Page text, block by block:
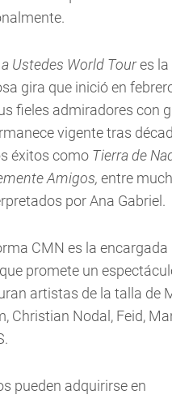
Ustedes World Toures
gira que inició en
fieles admiradores con
vigente tras
éxitos como Tierra de
Amigos, entre
por Ana Gabriel.
CMN es la
promete un
artistas de la talla de
Christian Nodal, Feid,
pueden adquirirse en